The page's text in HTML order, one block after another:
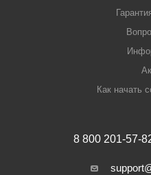
Как начать
8 800 201-57-